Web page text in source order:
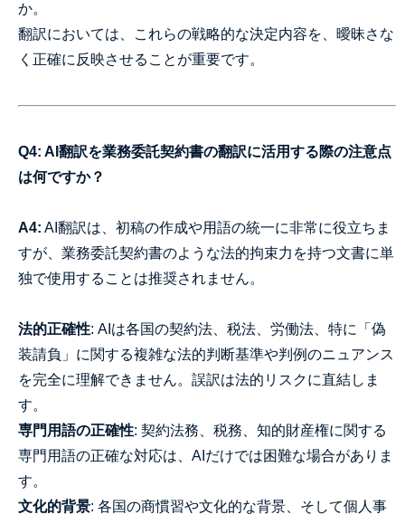
か。
翻訳においては、これらの戦略的な決定内容を、曖昧さな
く正確に反映させることが重要です。
Q4: AI翻訳を業務委託契約書の翻訳に活用する際の注意点
は何ですか？
A4: AI翻訳は、初稿の作成や用語の統一に非常に役立ちま
すが、業務委託契約書のような法的拘束力を持つ文書に単
独で使用することは推奨されません。
法的正確性: AIは各国の契約法、税法、労働法、特に「偽
装請負」に関する複雑な法的判断基準や判例のニュアンス
を完全に理解できません。誤訳は法的リスクに直結しま
す。
専門用語の正確性: 契約法務、税務、知的財産権に関する
専門用語の正確な対応は、AIだけでは困難な場合がありま
す。
文化的背景: 各国の商慣習や文化的な背景、そして個人事